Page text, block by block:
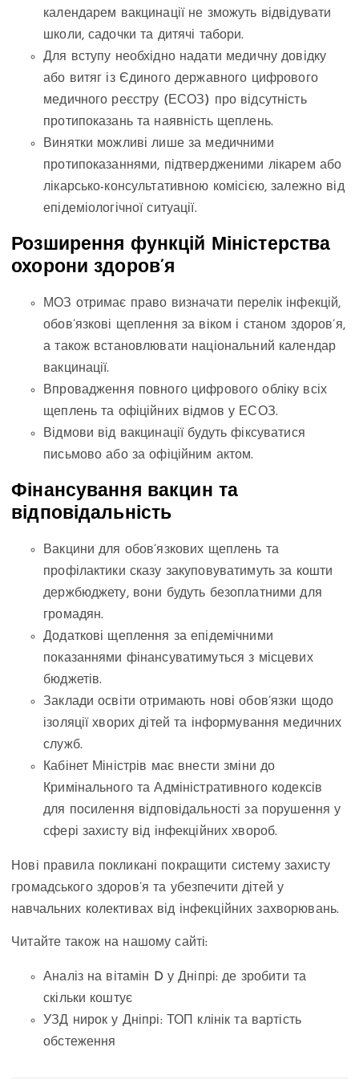
календарем вакцинації не зможуть відвідувати
школи, садочки та дитячі табори.
Для вступу необхідно надати медичну довідку
або витяг із Єдиного державного цифрового
медичного реєстру (ЕСОЗ) про відсутність
протипоказань та наявність щеплень.
Винятки можливі лише за медичними
протипоказаннями, підтвердженими лікарем або
лікарсько-консультативною комісією, залежно від
епідеміологічної ситуації.
Розширення функцій Міністерства
охорони здоров’я
МОЗ отримає право визначати перелік інфекцій,
обов’язкові щеплення за віком і станом здоров’я,
а також встановлювати національний календар
вакцинації.
Впровадження повного цифрового обліку всіх
щеплень та офіційних відмов у ЕСОЗ.
Відмови від вакцинації будуть фіксуватися
письмово або за офіційним актом.
Фінансування вакцин та
відповідальність
Вакцини для обов’язкових щеплень та
профілактики сказу закуповуватимуть за кошти
держбюджету, вони будуть безоплатними для
громадян.
Додаткові щеплення за епідемічними
показаннями фінансуватимуться з місцевих
бюджетів.
Заклади освіти отримають нові обов’язки щодо
ізоляції хворих дітей та інформування медичних
служб.
Кабінет Міністрів має внести зміни до
Кримінального та Адміністративного кодексів
для посилення відповідальності за порушення у
сфері захисту від інфекційних хвороб.
Нові правила покликані покращити систему захисту
громадського здоров’я та убезпечити дітей у
навчальних колективах від інфекційних захворювань.
Читайте також на нашому сайті:
Аналіз на вітамін D у Дніпрі: де зробити та
скільки коштує
УЗД нирок у Дніпрі: ТОП клінік та вартість
обстеження